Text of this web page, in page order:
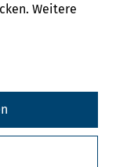
Weitere